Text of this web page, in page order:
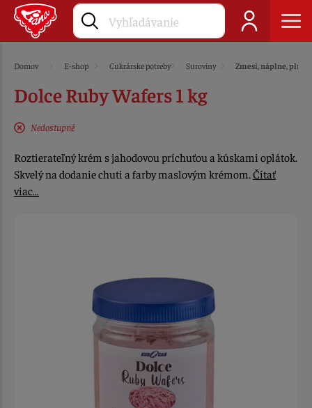
Domov E-shop Cukrárske potreby Suroviny Zmesi, náplne, plnky
Dolce Ruby Wafers 1 kg
Nedostupné
Roztierateľný krém s jahodovou príchuťou a kúskami oplátok.
Skvelý na dodanie chuti a farby maslovým krémom.Čítať
viac…